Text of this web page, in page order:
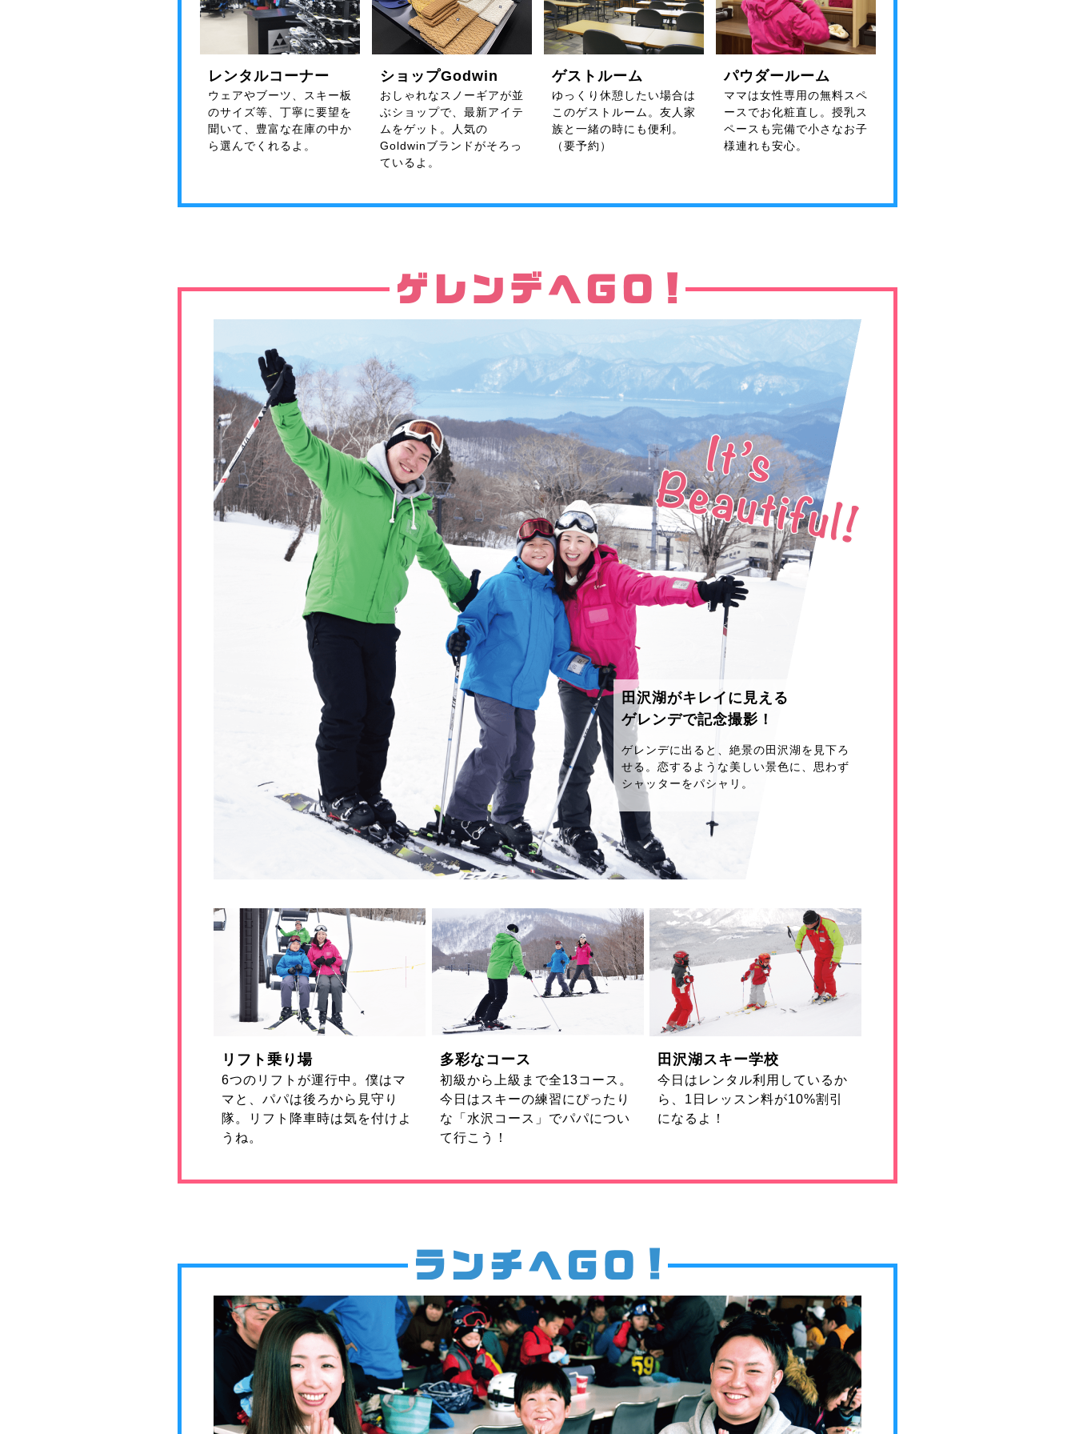
レンタルコーナー
ウェアやブーツ、スキー板
のサイズ等、丁寧に要望を
聞いて、豊富な在庫の中か
ら選んでくれるよ。
ショップGodwin
おしゃれなスノーギアが並
ぶショップで、最新アイテ
ムをゲット。人気の
Goldwinブランドがそろっ
ているよ。
ゲストルーム
ゆっくり休憩したい場合は
このゲストルーム。友人家
族と一緒の時にも便利。
（要予約）
パウダールーム
ママは女性専用の無料スペ
ースでお化粧直し。授乳ス
ペースも完備で小さなお子
様連れも安心。
田沢湖がキレイに見える
ゲレンデで記念撮影！
ゲレンデに出ると、絶景の田沢湖を見下ろ
せる。恋するような美しい景色に、思わず
シャッターをパシャリ。
リフト乗り場
6つのリフトが運行中。僕はマ
マと、パパは後ろから見守り
隊。リフト降車時は気を付けよ
うね。
多彩なコース
初級から上級まで全13コース。
今日はスキーの練習にぴったり
な「水沢コース」でパパについ
て行こう！
田沢湖スキー学校
今日はレンタル利用しているか
ら、1日レッスン料が10%割引
になるよ！